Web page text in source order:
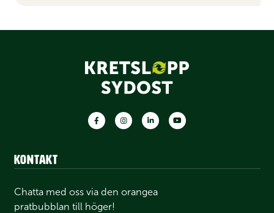
Facebook Instagram LinkedIn
Kontakt
Chatta med oss via den orangea
pratbubblan till höger!